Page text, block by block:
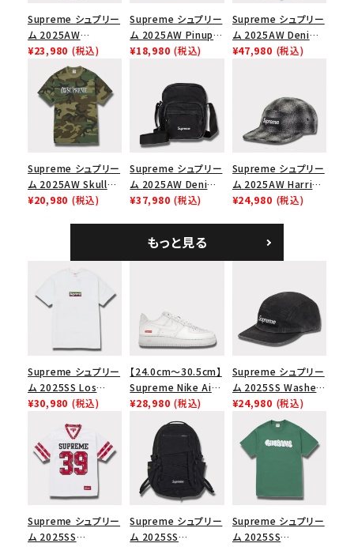
Supreme シュプリー
ム 2025AW
Overdyed Camp
Cap オーバーダイド
キャンプキャップ ブ
ラック
¥23,980 (税込)
Supreme シュプリー
ム 2025AW Pinup
Mesh Back 5-Panel
ュバック 5パネルキャ
ップ トゥルーティン
バーHTC フォールカ
¥18,980 (税込)
Supreme シュプリー
ム 2025AW Denim
Backpack デニム バ
¥47,980 (税込)
Supreme シュプリー
ム 2025AW Skull
Tee スカル Tシャ
¥20,980 (税込)
Supreme シュプリー
ム 2025AW Denim
Shoulder Bag デニ
¥37,980 (税込)
Supreme シュプリー
ム 2025AW Harris
Tweed Camp Cap
¥24,980 (税込)
もっと見る
Supreme シュプリー
ム 2025SS Los
Angeles Fire Relief
イヤーリリーフボック
スロゴTシャツ ホワ
イト 白
¥30,980 (税込)
【24.0cm～30.5cm】
Supreme Nike Air
Force 1 Low シュプ
リーム ナイキエアフォ
ース１スニーカー シ
ューズ ホワイト
¥28,980 (税込)
Supreme シュプリー
ム 2025SS Washed
Chino Twill Camp
Cap ウォッシュチノツ
イルキャンプキャップ
ブラック 黒
¥24,980 (税込)
Supreme シュプリー
ム 2025SS
Supreme シュプリー
ム 2025SS
Supreme シュプリー
ム 2025SS